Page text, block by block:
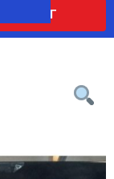
КАТАЛОГ